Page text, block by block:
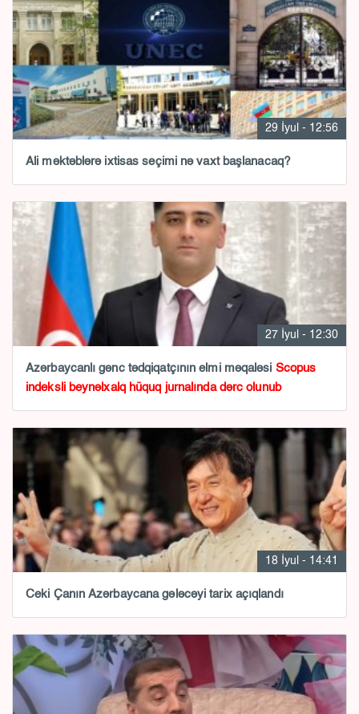
29 İyul - 12:56
Ali məktəblərə ixtisas seçimi nə vaxt başlanacaq?
27 İyul - 12:30
Azərbaycanlı gənc tədqiqatçının elmi məqaləsi Scopus
indeksli beynəlxalq hüquq jurnalında dərc olunub
18 İyul - 14:41
Ceki Çanın Azərbaycana gələcəyi tarix açıqlandı